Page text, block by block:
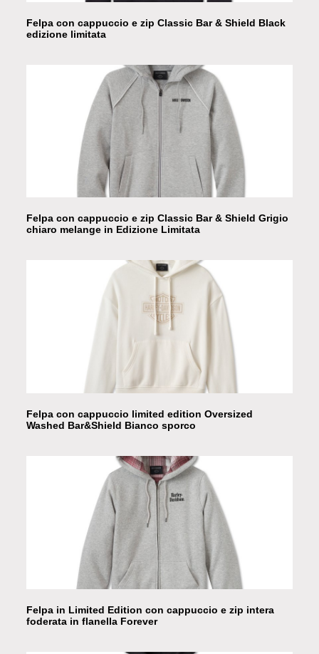
Felpa con cappuccio e zip Classic Bar & Shield Black
edizione limitata
Felpa con cappuccio e zip Classic Bar & Shield Grigio
chiaro melange in Edizione Limitata
Felpa con cappuccio limited edition Oversized
Washed Bar&Shield Bianco sporco
Felpa in Limited Edition con cappuccio e zip intera
foderata in flanella Forever